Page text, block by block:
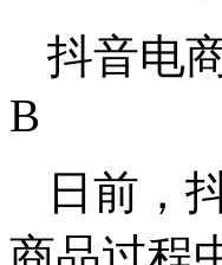
抖音电
B
日前，